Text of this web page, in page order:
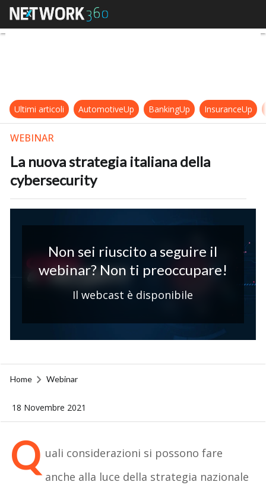
La nuova strategia italiana della
Ultimi articoli AutomotiveUp BankingUp InsuranceUp
WEBINAR
La nuova strategia italiana della
cybersecurity
Non sei riuscito a seguire il
webinar? Non ti preoccupare!
Il webcast è disponibile
Home Webinar
18 Novembre 2021
Q uali considerazioni si possono fare
anche alla luce della strategia nazionale